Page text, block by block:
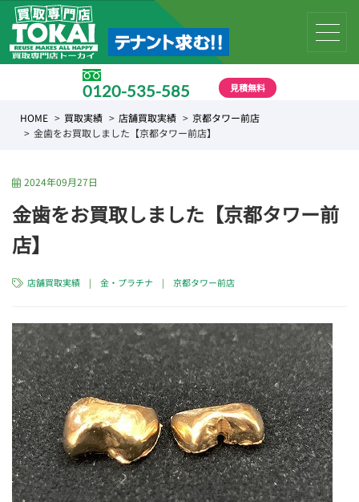
0120-535-585 見積無料
HOME 買取実績 店舗買取実績
京都タワー前店
金歯をお買取しました【京都タワー前店】
2024年09月27日
金歯をお買取しました【京都タワー前
店】
店舗買取実績 |金・プラチナ |京都タワー前店